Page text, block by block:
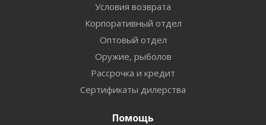
Условия возврата
Корпоративный отдел
Оптовый отдел
Оружие, рыболов
Рассрочка и кредит
Сертификаты дилерства
Помощь